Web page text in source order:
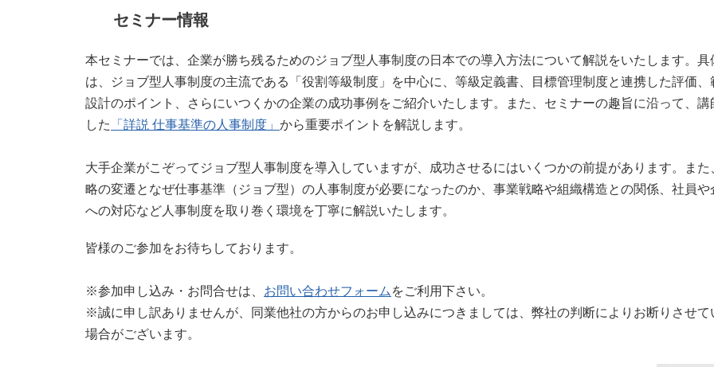
セミナー情報
本セミナーでは、企業が勝ち残るためのジョブ型人事制度の日本での導入方法について解説をいたします。具
は、ジョブ型人事制度の主流である「役割等級制度」を中心に、等級定義書、目標管理制度と連携した評価、
設計のポイント、さらにいつくかの企業の成功事例をご紹介いたします。また、セミナーの趣旨に沿って、講
した
「詳説 仕事基準の人事制度」 から重要ポイントを解説します。
大手企業がこぞってジョブ型人事制度を導入していますが、成功させるにはいくつかの前提があります。また
略の変遷となぜ仕事基準（ジョブ型）の人事制度が必要になったのか、事業戦略や組織構造との関係、社員や
への対応など人事制度を取り巻く環境を丁寧に解説いたします。
皆様のご参加をお待ちしております。
※参加申し込み・お問合せは、 お問い合わせフォーム をご利用下さい。
※誠に申し訳ありませんが、同業他社の方からのお申し込みにつきましては、弊社の判断によりお断りさせて
場合がございます。